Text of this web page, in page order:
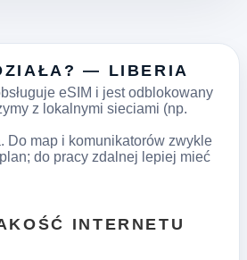
— LIBERIA
eSIM i jest odblokowany
z lokalnymi sieciami (np.
Do map i komunikatorów zwykle
do pracy zdalnej lepiej mieć
INTERNETU